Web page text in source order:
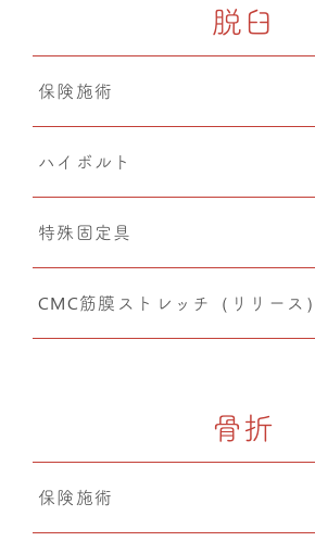
脱臼
保険施術
ハイボルト
特殊固定具
CMC筋膜ストレッチ（リリース）
骨折
保険施術